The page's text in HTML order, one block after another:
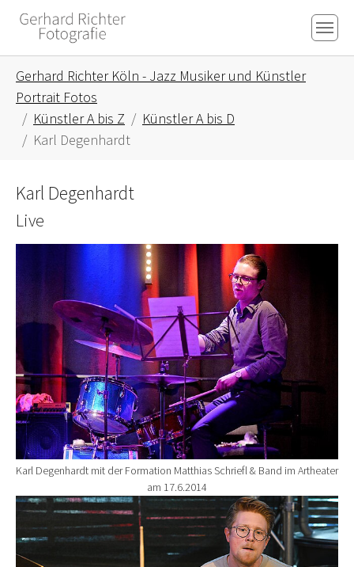
Skip to main content
Skip to page footer
Gerhard Richter Köln - Jazz Musiker und Künstler
Portrait Fotos
Künstler A bis Z
Künstler A bis D
Karl Degenhardt
Karl Degenhardt
Live
Show larger version for:
Karl Degenhardt mit der Formation Matthias Schriefl & Band im Artheater
am 17.6.2014
Show larger version for: